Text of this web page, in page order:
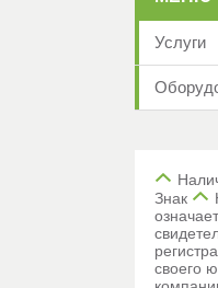
Услуги
Знак
своего